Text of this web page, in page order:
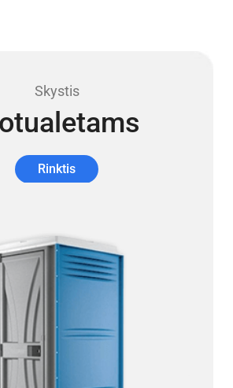
Skystis
Rinktis